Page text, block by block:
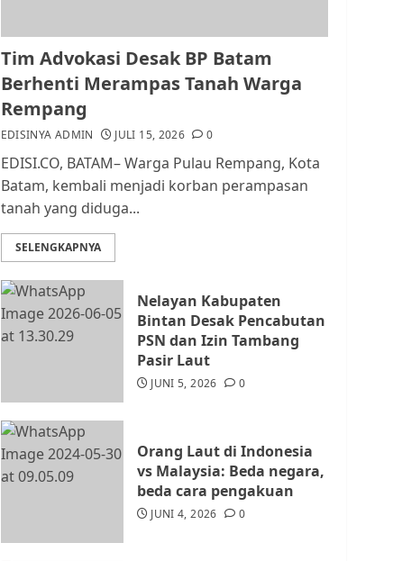
2
Kader Pajak jadi
Penghubung Pemerintah
dan Masyarakat di
Lingkungan RT/RW
3
Datangi Pemko Batam,
Warga Rempang Protes
Lahan Mereka Diambil
4
Warga Rempang Ajukan
Audiensi dengan Wali
Kota Batam, Soroti
Aktivitas yang Resahkan
Warga
5
Tim Advokasi Desak BP
Batam Berhenti
Merampas Tanah Warga
Rempang
Tim Advokasi Desak BP Batam
Berhenti Merampas Tanah Warga
Rempang
EDISINYA ADMIN JULI 15, 2026 0
EDISI.CO, BATAM– Warga Pulau Rempang, Kota
Batam, kembali menjadi korban perampasan
tanah yang diduga...
SELENGKAPNYA
Nelayan Kabupaten
Bintan Desak Pencabutan
PSN dan Izin Tambang
Pasir Laut
JUNI 5, 2026 0
Orang Laut di Indonesia
vs Malaysia: Beda negara,
beda cara pengakuan
JUNI 4, 2026 0